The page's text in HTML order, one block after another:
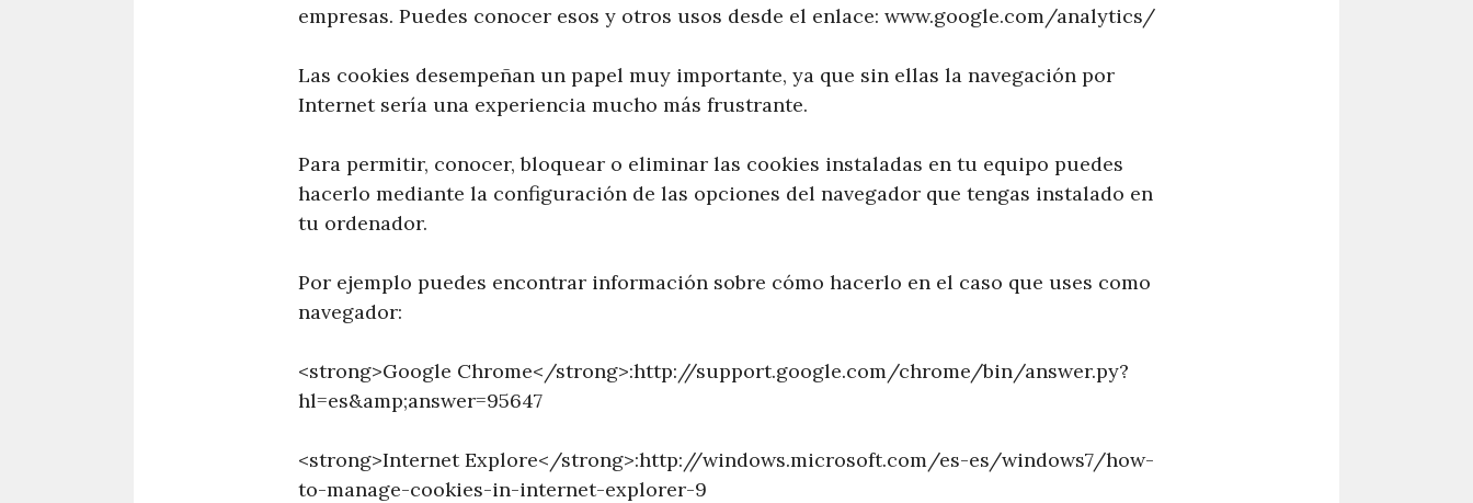
empresas. Puedes conocer esos y otros usos desde el enlace: www.google.com/analytics/
Las cookies desempeñan un papel muy importante, ya que sin ellas la navegación por
Internet sería una experiencia mucho más frustrante.
Para permitir, conocer, bloquear o eliminar las cookies instaladas en tu equipo puedes
hacerlo mediante la configuración de las opciones del navegador que tengas instalado en
tu ordenador.
Por ejemplo puedes encontrar información sobre cómo hacerlo en el caso que uses como
navegador:
<strong>Google Chrome</strong>:http://support.google.com/chrome/bin/answer.py?
hl=es&amp;answer=95647
<strong>Internet Explore</strong>:http://windows.microsoft.com/es-es/windows7/how-
to-manage-cookies-in-internet-explorer-9